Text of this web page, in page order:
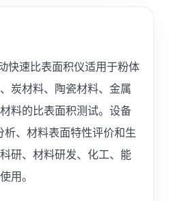
快速比表面积仪适用于粉体
炭材料、陶瓷材料、金属
料的比表面积测试。设备
析、材料表面特性评价和生
研、材料研发、化工、能
用。